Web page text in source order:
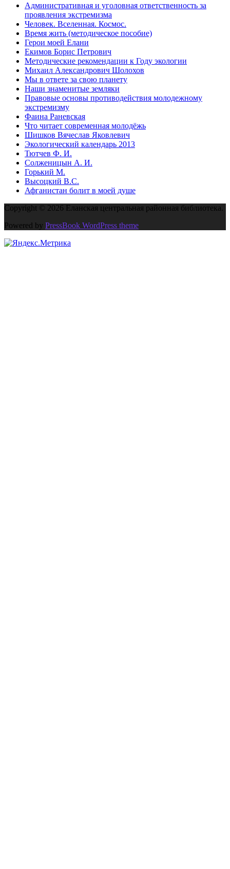
Административная и уголовная ответственность за
проявления экстремизма
Человек. Вселенная. Космос.
Время жить (методическое пособие)
Герои моей Елани
Екимов Борис Петрович
Методические рекомендации к Году экологии
Михаил Александрович Шолохов
Мы в ответе за свою планету
Наши знаменитые земляки
Правовые основы противодействия молодежному
экстремизму
Фаина Раневская
Что читает современная молодёжь
Шишков Вячеслав Яковлевич
Экологический календарь 2013
Тютчев Ф. И.
Солженицын А. И.
Горький М.
Высоцкий В.С.
Афганистан болит в моей душе
Copyright © 2026 Еланская центральная районная библиотека.
Powered by PressBook WordPress theme